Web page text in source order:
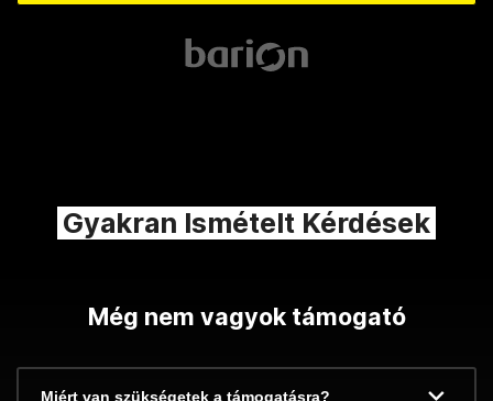
Gyakran Ismételt Kérdések
Még nem vagyok támogató
Miért van szükségetek a támogatásra?